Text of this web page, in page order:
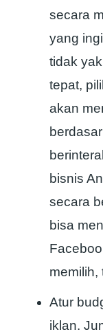
secara
yang
tidak
tepat,
akan
bisnis
secara
bisa
memilih,
Atur
iklan.